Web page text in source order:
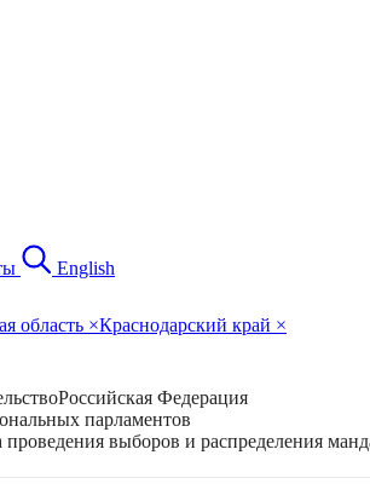
English
область ×Краснодарский край ×
Российская Федерация
парламентов
проведения выборов и распределения